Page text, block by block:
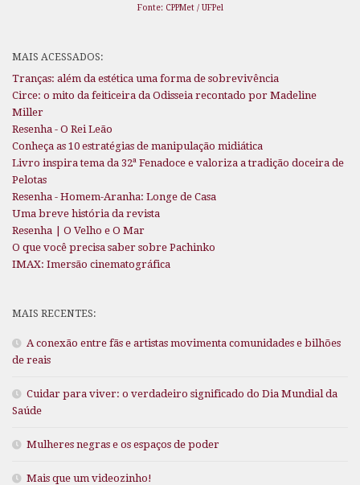
Fonte: CPPMet / UFPel
MAIS ACESSADOS:
Tranças: além da estética uma forma de sobrevivência
Circe: o mito da feiticeira da Odisseia recontado por Madeline
Miller
Resenha - O Rei Leão
Conheça as 10 estratégias de manipulação midiática
Livro inspira tema da 32ª Fenadoce e valoriza a tradição doceira de
Pelotas
Resenha - Homem-Aranha: Longe de Casa
Uma breve história da revista
Resenha | O Velho e O Mar
O que você precisa saber sobre Pachinko
IMAX: Imersão cinematográfica
MAIS RECENTES:
A conexão entre fãs e artistas movimenta comunidades e bilhões
de reais
Cuidar para viver: o verdadeiro significado do Dia Mundial da
Saúde
Mulheres negras e os espaços de poder
Mais que um videozinho!